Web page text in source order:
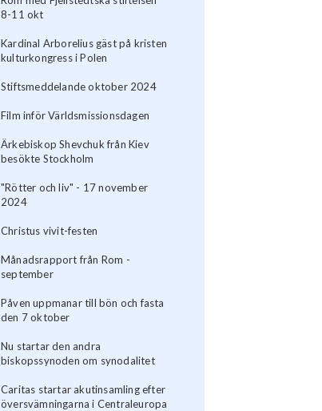
8-11 okt
Kardinal Arborelius gäst på kristen
kulturkongress i Polen
Stiftsmeddelande oktober 2024
Film inför Världsmissionsdagen
Ärkebiskop Shevchuk från Kiev
besökte Stockholm
"Rötter och liv" - 17 november
2024
Christus vivit-festen
Månadsrapport från Rom -
september
Påven uppmanar till bön och fasta
den 7 oktober
Nu startar den andra
biskopssynoden om synodalitet
Caritas startar akutinsamling efter
översvämningarna i Centraleuropa